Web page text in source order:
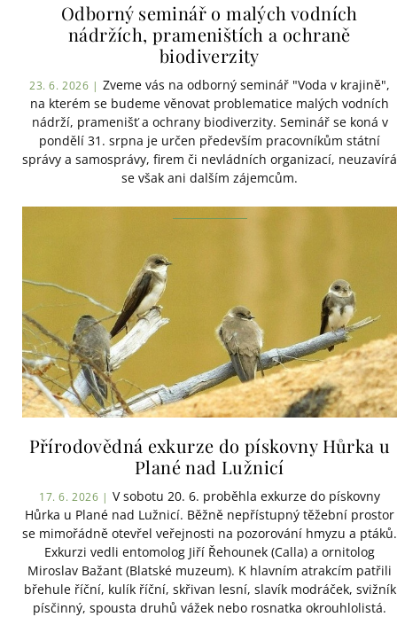
Odborný seminář o malých vodních
nádržích, prameništích a ochraně
biodiverzity
23. 6. 2026 | Zveme vás na odborný seminář "Voda v krajině",
na kterém se budeme věnovat problematice malých vodních
nádrží, pramenišť a ochrany biodiverzity. Seminář se koná v
pondělí 31. srpna je určen především pracovníkům státní
správy a samosprávy, firem či nevládních organizací, neuzavírá
se však ani dalším zájemcům.
Přírodovědná exkurze do pískovny Hůrka u
Plané nad Lužnicí
17. 6. 2026 | V sobotu 20. 6. proběhla exkurze do pískovny
Hůrka u Plané nad Lužnicí. Běžně nepřístupný těžební prostor
se mimořádně otevřel veřejnosti na pozorování hmyzu a ptáků.
Exkurzi vedli entomolog Jiří Řehounek (Calla) a ornitolog
Miroslav Bažant (Blatské muzeum). K hlavním atrakcím patřili
břehule říční, kulík říční, skřivan lesní, slavík modráček, svižník
písčinný, spousta druhů vážek nebo rosnatka okrouhlolistá.